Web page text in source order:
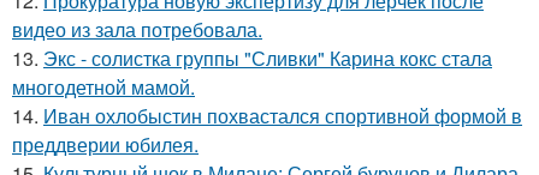
видео из зала потребовала.
13. Экс - солистка группы "Сливки" Карина кокс стала
многодетной мамой.
14. Иван охлобыстин похвастался спортивной формой в
преддверии юбилея.